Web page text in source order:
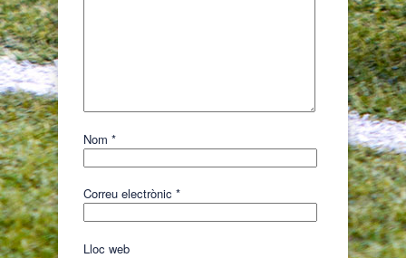
Nom *
Correu electrònic *
Lloc web